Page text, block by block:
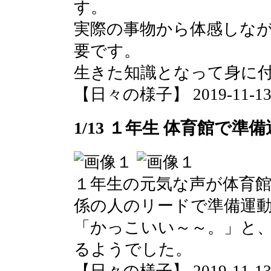
す。
実際の事物から体感しな
要です。
生きた知識となって身に
【日々の様子】 2019-11-
1/13 １年生 体育館で準備
１年生の元気な声が体育
係の人のリードで準備運
「かっこいい～～。」と
るようでした。